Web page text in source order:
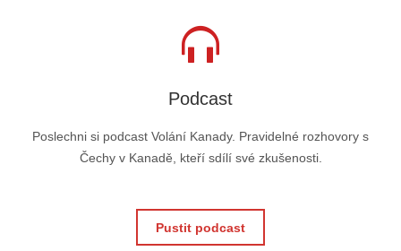
Podcast
Poslechni si podcast Volání Kanady. Pravidelné rozhovory s
Čechy v Kanadě, kteří sdílí své zkušenosti.
Pustit podcast